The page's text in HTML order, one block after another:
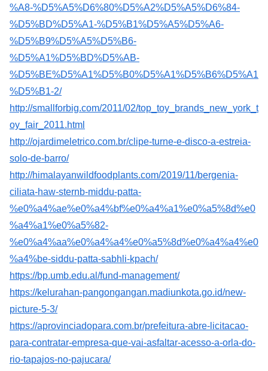
%A8-%D5%A5%D6%80%D5%A2%D5%A5%D6%84-
%D5%BD%D5%A1-%D5%B1%D5%A5%D5%A6-
%D5%B9%D5%A5%D5%B6-
%D5%A1%D5%BD%D5%AB-
%D5%BE%D5%A1%D5%B0%D5%A1%D5%B6%D5%A1
%D5%B1-2/
http://smallforbig.com/2011/02/top_toy_brands_new_york_t
oy_fair_2011.html
http://ojardimeletrico.com.br/clipe-turne-e-disco-a-estreia-
solo-de-barro/
http://himalayanwildfoodplants.com/2019/11/bergenia-
ciliata-haw-sternb-middu-patta-
%e0%a4%ae%e0%a4%bf%e0%a4%a1%e0%a5%8d%e0
%a4%a1%e0%a5%82-
%e0%a4%aa%e0%a4%a4%e0%a5%8d%e0%a4%a4%e0
%a4%be-siddu-patta-sabhli-kpach/
https://bp.umb.edu.al/fund-management/
https://kelurahan-pangongangan.madiunkota.go.id/new-
picture-5-3/
https://aprovinciadopara.com.br/prefeitura-abre-licitacao-
para-contratar-empresa-que-vai-asfaltar-acesso-a-orla-do-
rio-tapajos-no-pajucara/